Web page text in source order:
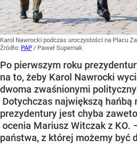
Karol Nawrocki podczas uroczystości na Placu
Źródło: PAP / Paweł Supernak
Po pierwszym roku
na to, żeby Karol Nawrocki
dwoma zwaśnionymi
Dotychczas największą hańbą
prezydentury jest chyba
ocenia Mariusz Witczak z KO.
państwa, z której możemy być